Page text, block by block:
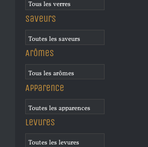
Saveurs
Arômes
Apparence
Levures